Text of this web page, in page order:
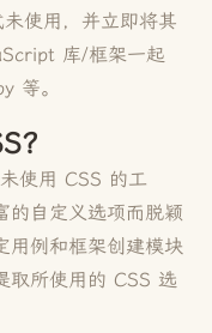
使用，并立即将其
库/框架一起
等。
？
使用 CSS 的工
的自定义选项而脱颖
用例和框架创建模块
取所使用的 CSS 选